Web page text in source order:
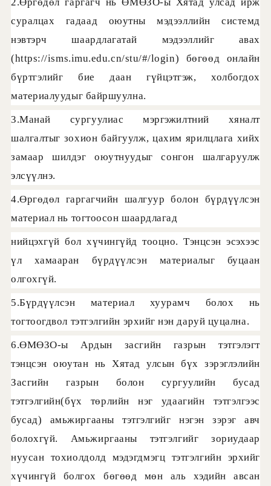
суралцах гадаад оюутны мэдээллийн системд
нэвтэрч шаардлагатай мэдээллийг авах
(https://isms.imu.edu.cn/stu/#/login) бөгөөд онлайн
бүртгэлийг бие даан гүйцэтгэж, холбогдох
материалуудыг байршуулна.
3.Манай сургуулиас мэргэжилтний хяналт
шалгалтыг зохион байгуулж, цахим ярилцлага хийх
замаар шилдэг оюутнуудыг сонгон шалгаруулж
элсүүлнэ.
4.Өргөдөл гаргагчийн шалгуур болон бүрдүүлсэн
материал нь тогтоосон шаардлагад
нийцэхгүй бол хүчингүйд тооцно. Тэнцсэн эсэхээс
үл хамааран бүрдүүлсэн материалыг буцаан
олгохгүй.
5.Бүрдүүлсэн материал хуурамч болох нь
тогтоогдвол тэтгэлгийн эрхийг нэн даруй цуцална.
6.ӨМӨЗО-ы Ардын засгийн газрын тэтгэлэгт
тэнцсэн оюутан нь Хятад улсын бүх зэрэглэлийн
Засгийн газрын болон сургуулийн бусад
тэтгэлгийн(бүх төрлийн нэг удаагийн тэтгэлгээс
бусад) амьжиргааны тэтгэлгийг нэгэн зэрэг авч
болохгүй. Амьжиргааны тэтгэлгийг зориудаар
нуусан тохиолдолд мэдэгдмэгц тэтгэлгийн эрхийг
хүчингүй болгох бөгөөд мөн аль хэдийн авсан